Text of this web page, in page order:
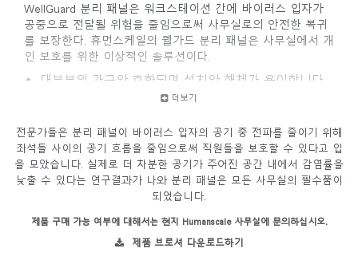
WellGuard 분리 패널은 워크스테이션 간에 바이러스 입자가
공중으로 전달될 위험을 줄임으로써 사무실로의 안전한 복귀
를 보장한다. 휴먼스케일의 웰가드 분리 패널은 사무실에서 개
인 보호를 위한 이상적인 솔루션이다.
대부분의 가구와 호환되며 설치와 해체가 용이합니다.
세척이 용이하고 내구성이 뛰어난 PETG 또는 펠트
상당히 높습니다.
모든 사무실 환경에 완벽하게 어울리도록 시각적으로
설계되었습니다.
더보기
전문가들은 분리 패널이 바이러스 입자의 공기 중 전파를 줄이기 위해
좌석들 사이의 공기 흐름을 줄임으로써 직원들을 보호할 수 있다고 입
을 모았습니다. 실제로 더 차분한 공기가 주어진 공간 내에서 감염률을
낮출 수 있다는 연구결과가 나와 분리 패널은 모든 사무실의 필수품이
되었습니다.
제품 구매 가능 여부에 대해서는 현지 Humanscale 사무실에 문의하십시오.
제품 브로셔 다운로드하기